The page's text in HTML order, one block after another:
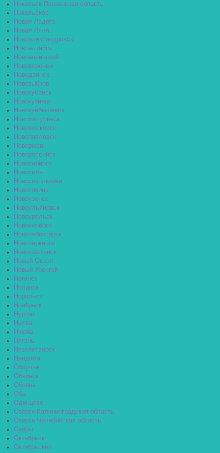
Никольск Пензенская область
Никольское
Новая Ладога
Новая Ляля
Новоалександровск
Новоалтайск
Новоаннинский
Нововоронеж
Новодвинск
Новозыбков
Новокубанск
Новокузнецк
Новокуйбышевск
Новомичуринск
Новомосковск
Новопавловск
Новоржев
Новороссийск
Новосибирск
Новосиль
Новосокольники
Новотроицк
Новоузенск
Новоульяновск
Новоуральск
Новохопёрск
Новочебоксарск
Новочеркасск
Новошахтинск
Новый Оскол
Новый Уренгой
Ногинск
Нолинск
Норильск
Ноябрьск
Нурлат
Нытва
Нюрба
Нягань
Нязелетворск
Няндома
Облучье
Обнинск
Обоянь
Обь
Одинцово
Озёрск Калининградская область
Озерск Челябинская область
Озеры
Октябрьск
Октябрьский